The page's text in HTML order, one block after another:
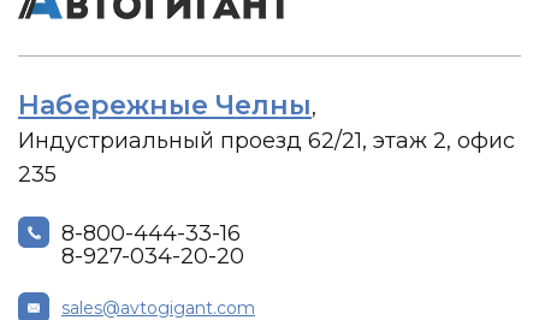
Набережные Челны,
Индустриальный проезд 62/21, этаж 2, офис
235
8-800-444-33-16
8-927-034-20-20
sales@avtogigant.com